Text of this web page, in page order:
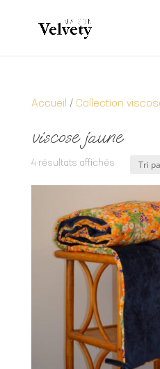
Accueil / Collection
viscose jaune
4 résultats affichés